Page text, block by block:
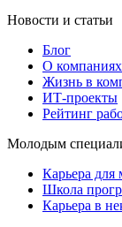
Новости и статьи
Блог
О
Жизнь в
ИТ-проекты
Рейтинг
Молодым
Карьера для
Школа
Карьера в